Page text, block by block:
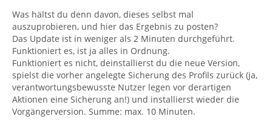
Was hältst du denn davon, dieses selbst mal
auszuprobieren, und hier das Ergebnis zu posten?
Das Update ist in weniger als 2 Minuten durchgeführt.
Funktioniert es, ist ja alles in Ordnung.
Funktioniert es nicht, deinstallierst du die neue Version,
spielst die vorher angelegte Sicherung des Profils zurück (ja,
verantwortungsbewusste Nutzer legen vor derartigen
Aktionen eine Sicherung an!) und installierst wieder die
Vorgängerversion. Summe: max. 10 Minuten.